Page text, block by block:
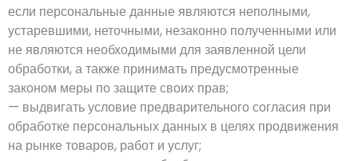
если персональные данные являются неполными,
устаревшими, неточными, незаконно полученными или
не являются необходимыми для заявленной цели
обработки, а также принимать предусмотренные
законом меры по защите своих прав;
— выдвигать условие предварительного согласия при
обработке персональных данных в целях продвижения
на рынке товаров, работ и услуг;